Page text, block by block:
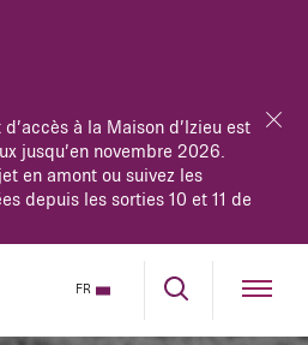
en amont ou suivez les
depuis les sorties 10 et 11 de
FR